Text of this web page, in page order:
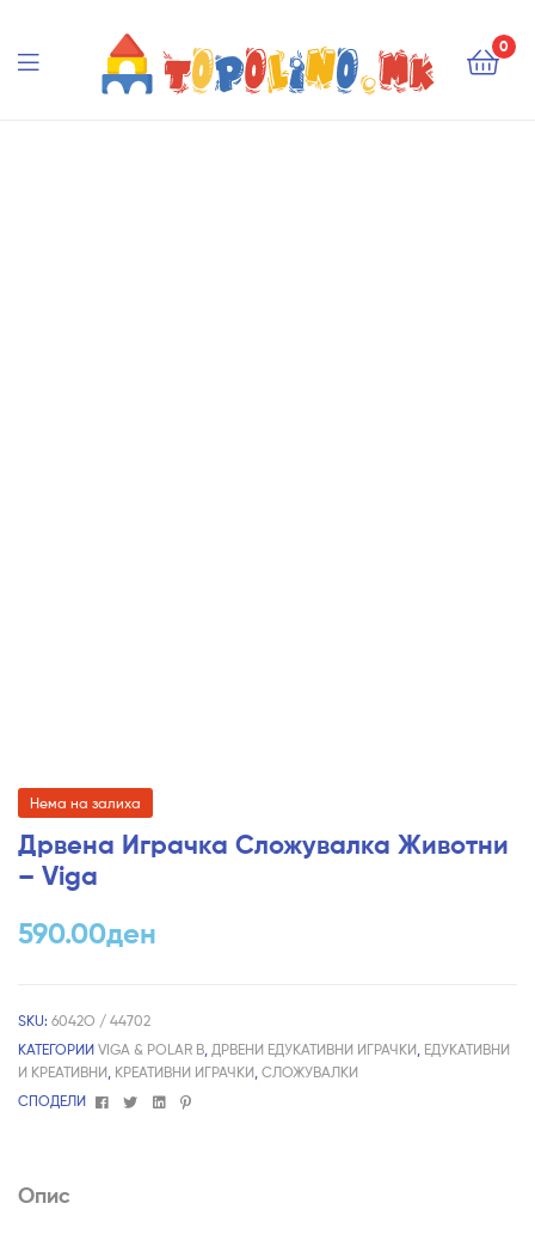
0
Нема на залиха
Дрвена Играчка Сложувалка Животни
– Viga
590.00ден
SKU: 6042О / 44702
КАТЕГОРИИ VIGA & POLAR B ДРВЕНИ ЕДУКАТИВНИ ИГРАЧКИ ЕДУКАТИВНИ
И КРЕАТИВНИ КРЕАТИВНИ ИГРАЧКИ СЛОЖУВАЛКИ
СПОДЕЛИ
FacebookTwitterLinkedin
Pinterest
Опис